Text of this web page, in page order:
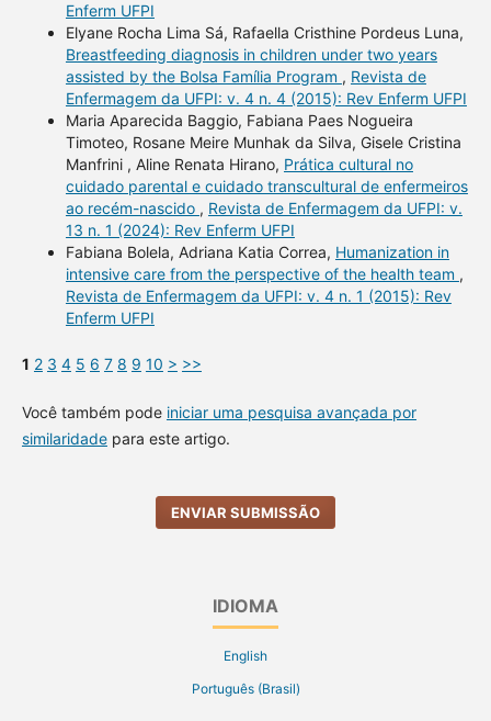
Enferm UFPI
Elyane Rocha Lima Sá, Rafaella Cristhine Pordeus Luna,
Breastfeeding diagnosis in children under two years
assisted by the Bolsa Família Program , Revista de
Enfermagem da UFPI: v. 4 n. 4 (2015): Rev Enferm UFPI
Maria Aparecida Baggio, Fabiana Paes Nogueira
Timoteo, Rosane Meire Munhak da Silva, Gisele Cristina
Manfrini , Aline Renata Hirano, Prática cultural no
cuidado parental e cuidado transcultural de enfermeiros
ao recém-nascido , Revista de Enfermagem da UFPI: v.
13 n. 1 (2024): Rev Enferm UFPI
Fabiana Bolela, Adriana Katia Correa, Humanization in
intensive care from the perspective of the health team ,
Revista de Enfermagem da UFPI: v. 4 n. 1 (2015): Rev
Enferm UFPI
1 2 3 4 5 6 7 8 9 10 > >>
Você também pode iniciar uma pesquisa avançada por
similaridadepara este artigo.
ENVIAR SUBMISSÃO
IDIOMA
English
Português (Brasil)